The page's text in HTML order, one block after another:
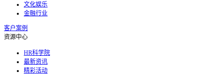
文化娱乐
金融行业
客户案例
资源中心
HR科学院
最新资讯
精彩活动